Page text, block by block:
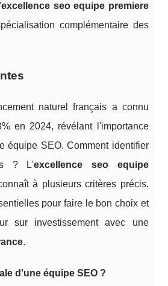
excellence seo equipe premiere
complémentaire des
naturel français a connu
en 2024, révélant l'importance
équipe SEO. Comment identifier
? L'excellence seo equipe
à plusieurs critères précis.
pour faire le bon choix et
sur investissement avec une
.
d'une équipe SEO ?